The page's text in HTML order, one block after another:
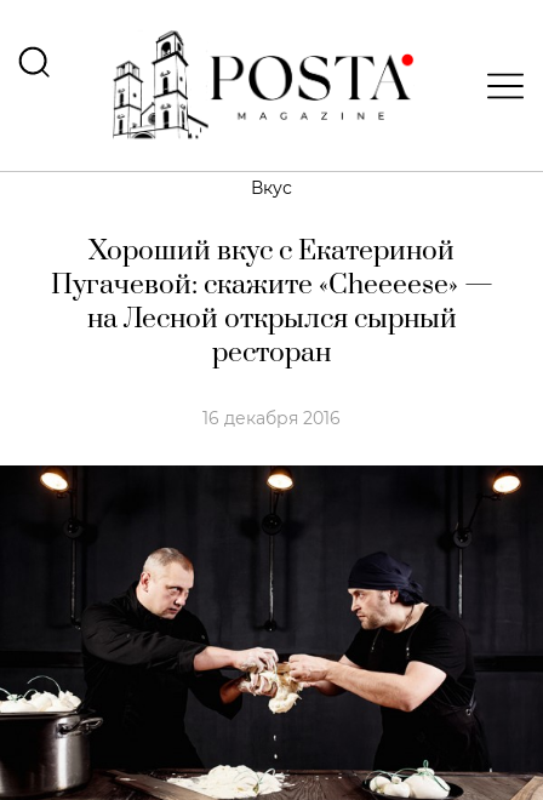
Вкус
Хороший вкус с Екатериной
Пугачевой: скажите «Cheeeese» —
на Лесной открылся сырный
ресторан
16 декабря 2016